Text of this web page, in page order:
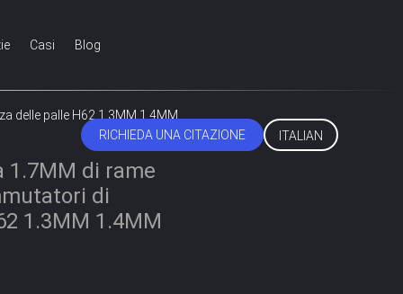
Casi Blog
RICHIEDA UNA CITAZIONE ITALIAN
delle palle H62 1.3MM 1.4MM
1.7MM di rame
di
1.3MM 1.4MM